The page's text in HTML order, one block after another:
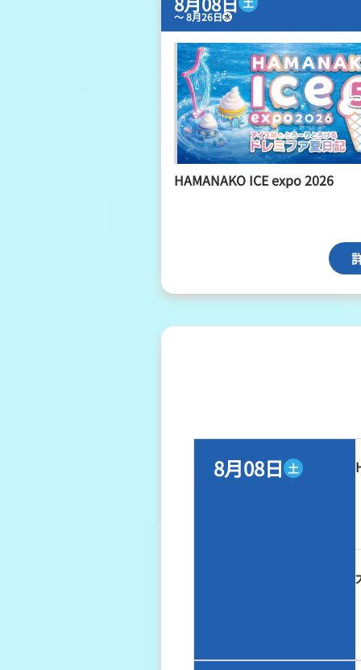
企画レース
得点率ランキング
〜 8月26日 水
HAMANAKO ICE expo 2026
8月08日 土